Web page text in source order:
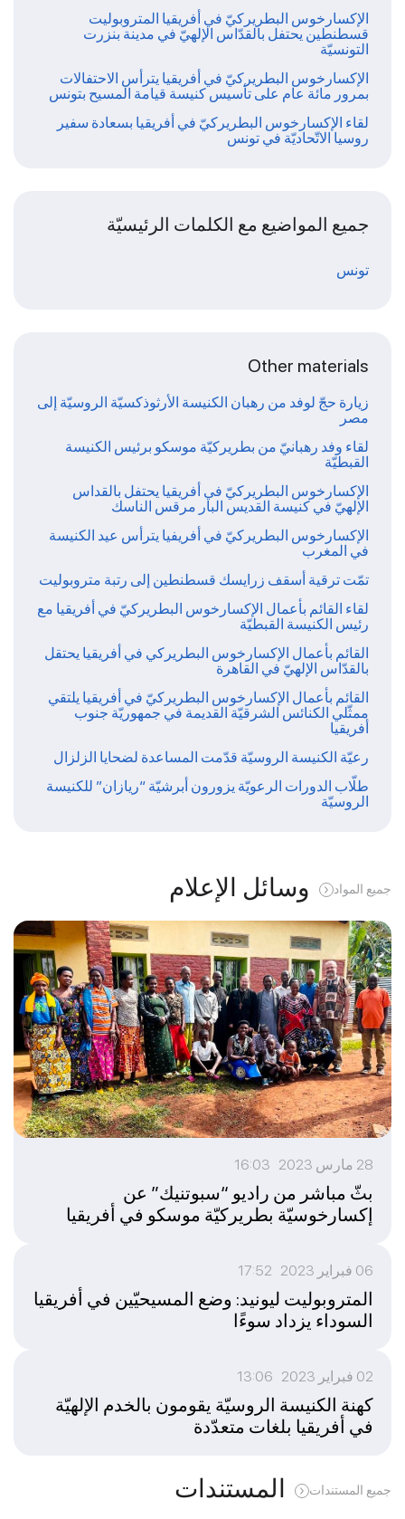
الإكسارخوس البطريركيّ في أفريقيا المتروبوليت
قسطنطين يحتفل بالقدّاس الإلهيّ في مدينة بنزرت
التونسيّة
الإكسارخوس البطريركيّ في أفريقيا يترأس الاحتفالات
بمرور مائة عام على تأسيس كنيسة قيامة المسيح بتونس
لقاء الإكسارخوس البطريركيّ في أفريقيا بسعادة سفير
روسيا الاتّحاديّة في تونس
جميع المواضيع مع الكلمات الرئيسيّة
تونس
Other materials
زيارة حجّ لوفد من رهبان الكنيسة الأرثوذكسيّة الروسيّة إلى
مصر
لقاء وفد رهبانيّ من بطريركيّة موسكو برئيس الكنيسة
القبطيّة
الإكسارخوس البطريركيّ في أفريقيا يحتفل بالقداس
الإلهيّ في كنيسة القديس البار مرقس الناسك
الإكسارخوس البطريركيّ في أفريفيا يترأس عيد الكنيسة
في المغرب
تمّت ترقية أسقف زرايسك قسطنطين إلى رتبة متروبوليت
لقاء القائم بأعمال الإكسارخوس البطريركيّ في أفريقيا مع
رئيس الكنيسة القبطيّة
القائم بأعمال الإكسارخوس البطريركي في أفريقيا يحتقل
بالقدّاس الإلهيّ في القاهرة
القائم بأعمال الإكسارخوس البطريركيّ في أفريقيا يلتقي
ممثّلي الكنائس الشرقيّة القديمة في جمهوريّة جنوب
أفريقيا
رعيّة الكنيسة الروسيّة قدّمت المساعدة لضحايا الزلزال
طلّاب الدورات الرعويّة يزورون أبرشيّة “ريازان” للكنيسة
الروسيّة
وسائل الإعلام جميع المواد
28 مارس 2023 16:03
بثّ مباشر من راديو “سبوتنيك” عن
إكسارخوسيّة بطريركيّة موسكو في أفريقيا
06 فبراير 2023 17:52
المتروبوليت ليونيد: وضع المسيحيّين في أفريقيا
السوداء يزداد سوءًا
02 فبراير 2023 13:06
كهنة الكنيسة الروسيّة يقومون بالخدم الإلهيّة
في أفريقيا بلغات متعدّدة
المستندات جميع المستندات